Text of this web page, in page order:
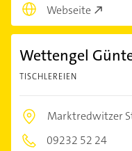
Webseite
Wettengel
TISCHLEREIEN
Marktredwitzer
09232 52 24